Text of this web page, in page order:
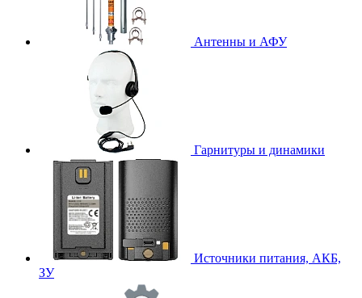
Антенны и АФУ
Гарнитуры и динамики
Источники питания, АКБ,
ЗУ